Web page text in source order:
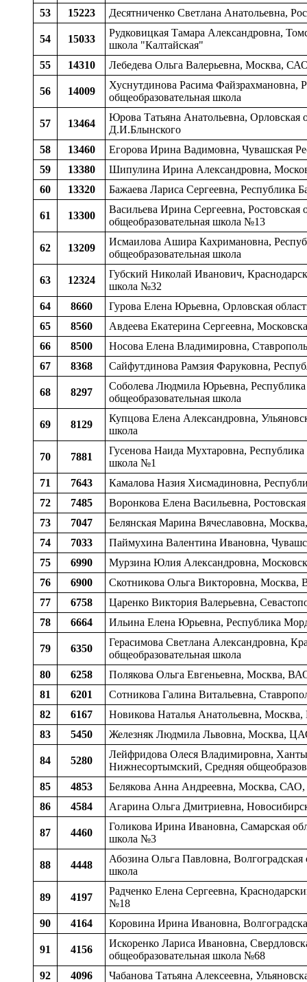
53 15223 Десятниченко Светлана Анатольевна,
54 15033
Рудковицкая Тамара Александровна,
школа "Калтайская"
55
14310 Лебедева Ольга Валерьевна, Москва,
56 14009
Хуснутдинова Расима Файзрахмановна,
общеобразовательная школа
57 13464
Юрова Татьяна Анатольевна, Орловская
Д.И.Блынского
58
13460
Егорова Ирина Вадимовна, Чувашская
59
13380
Шипулина Ирина Александровна,
60
13320 Бажаева Лариса Сергеевна, Республика
61 13300
Васильева Ирина Сергеевна,
общеобразовательная школа №13
62 13209
Исмаилова Ашира Кахримановна,
общеобразовательная школа
63 12324
Губский Николай Иванович,
школа №32
64
8660
Гурова Елена Юрьевна, Орловская
65
8560
Авдеева Екатерина Сергеевна,
66
8500
Носова Елена Владимировна,
67
8368 Сайфутдинова Рамзия Фаруковна,
68 8297
Соболева Людмила Юрьевна,
общеобразовательная школа
69 8129
Купцова Елена Александровна,
школа
70 7881
Гусенова Наида Мухтаровна,
школа №1
71
7643
Камалова Назия Хисмадиновна,
72
7485
Воронкова Елена Васильевна,
73
7047
Белянская Марина Вячеславовна,
74
7033
Паймухина Валентина Ивановна,
75
6990
Мурзина Юлия Александровна,
76
6900
Скотникова Ольга Викторовна,
77
6758
Царенко Виктория Валерьевна,
78
6664 Ильина Елена Юрьевна, Республика
79 6350
Герасимова Светлана Александровна,
общеобразовательная школа
80
6258
Полякова Ольга Евгеньевна, Москва,
81
6201
Сотникова Галина Витальевна,
82
6167
Новикова Наталья Анатольевна,
83
5450 Железняк Людмила Львовна, Москва,
84 5280
Лейфридова Олеся Владимировна,
Нижнесортымский, Средняя
85
4853
Белякова Анна Андреевна, Москва, САО,
86
4584 Агарина Ольга Дмитриевна,
87 4460
Голикова Ирина Ивановна, Самарская
школа №3
88 4448
Абозина Ольга Павловна,
школа
89 4197
Радченко Елена Сергеевна,
№18
90
4164 Коровина Ирина Ивановна,
91 4156
Искоренко Лариса Ивановна,
общеобразовательная школа №68
92
4096
Чабанова Татьяна Алексеевна,